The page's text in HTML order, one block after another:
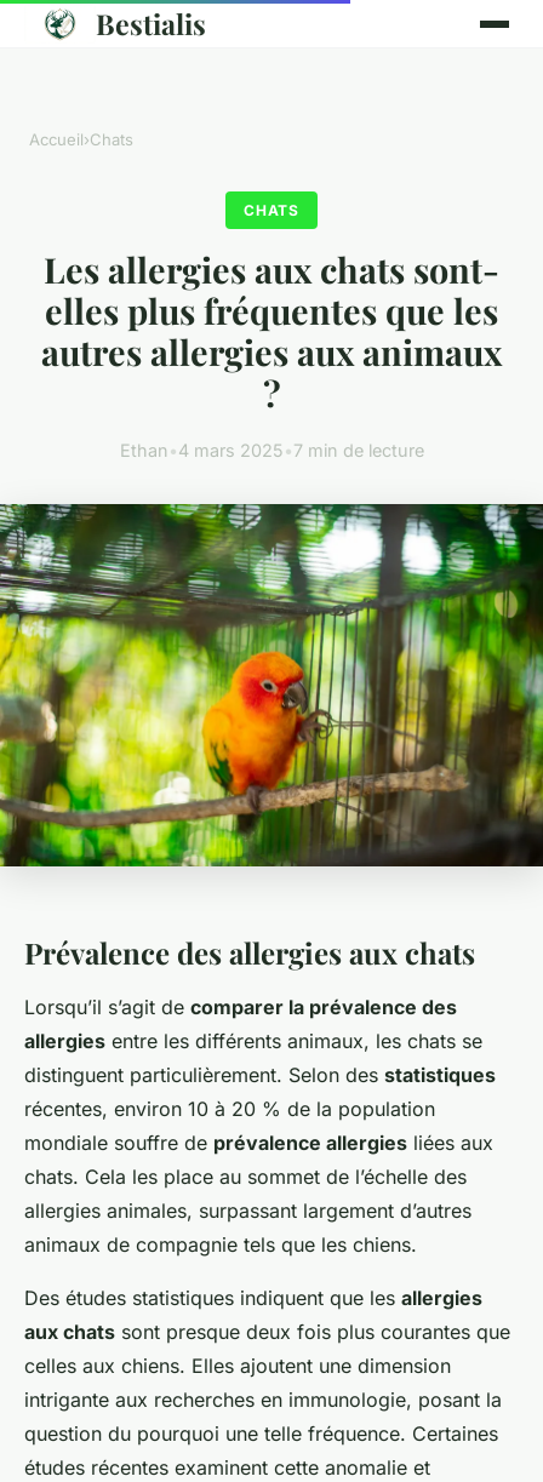
Bestialis
Accueil›Chats
CHATS
Les allergies aux chats sont-
elles plus fréquentes que les
autres allergies aux animaux
?
Ethan•4 mars 2025•7 min de lecture
Prévalence des allergies aux chats
Lorsqu’il s’agit de comparer la prévalence des
allergies entre les différents animaux, les chats se
distinguent particulièrement. Selon des statistiques
récentes, environ 10 à 20 % de la population
mondiale souffre de prévalence allergies liées aux
chats. Cela les place au sommet de l’échelle des
allergies animales, surpassant largement d’autres
animaux de compagnie tels que les chiens.
Des études statistiques indiquent que les allergies
aux chats sont presque deux fois plus courantes que
celles aux chiens. Elles ajoutent une dimension
intrigante aux recherches en immunologie, posant la
question du pourquoi une telle fréquence. Certaines
études récentes examinent cette anomalie et